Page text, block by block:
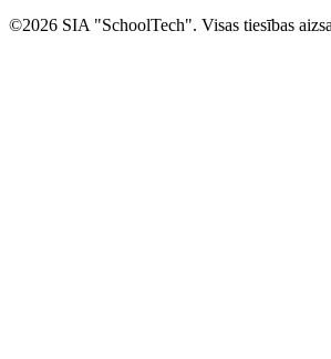
©2026 SIA "SchoolTech". Visas tiesības